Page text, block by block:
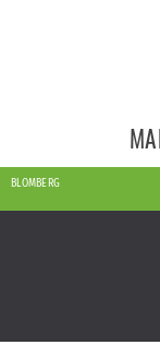
BLOMBERG